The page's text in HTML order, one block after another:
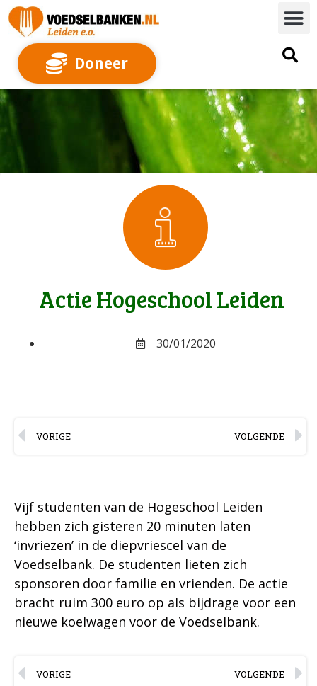
Doneer
Actie Hogeschool Leiden
30/01/2020
VORIGE VOLGENDE
Vijf studenten van de Hogeschool Leiden
hebben zich gisteren 20 minuten laten
‘invriezen’ in de diepvriescel van de
Voedselbank. De studenten lieten zich
sponsoren door familie en vrienden. De actie
bracht ruim 300 euro op als bijdrage voor een
nieuwe koelwagen voor de Voedselbank.
VORIGE VOLGENDE